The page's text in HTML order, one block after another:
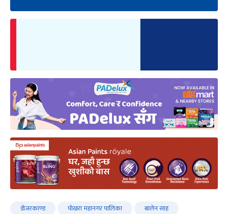
डोजरकाण्ड पोखरा महानगर पालिका बालेन साह